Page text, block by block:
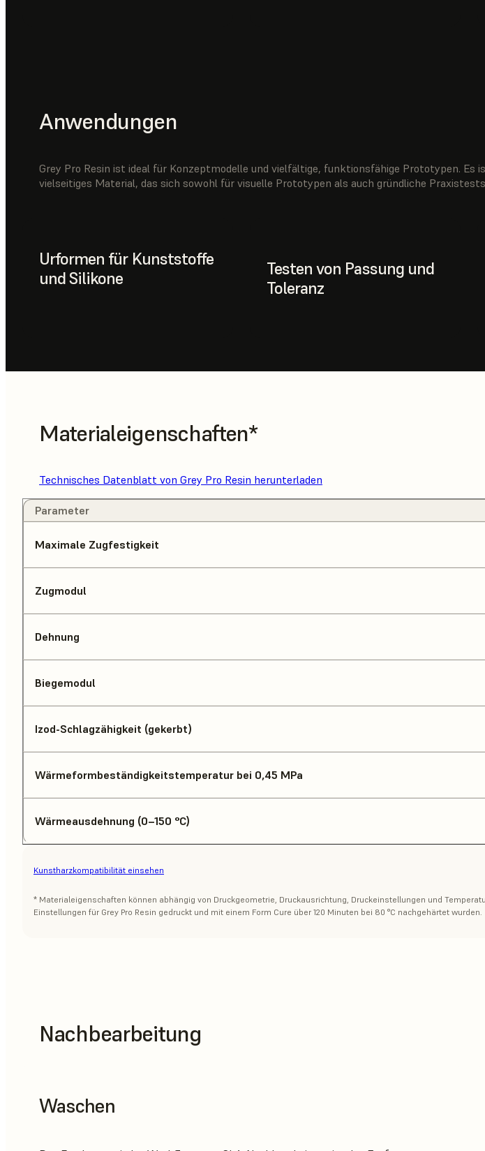
Anwendungen
Grey Pro Resin ist ideal für Konzeptmodelle und vielfältige, funktionsfähige Prototypen. Es
vielseitiges Material, das sich sowohl für visuelle Prototypen als auch gründliche
Urformen für Kunststoffe
und Silikone
Testen von Passung und
Toleranz
Materialeigenschaften*
Technisches Datenblatt von Grey Pro Resin herunterladen
Parameter
Maximale Zugfestigkeit
Zugmodul
Dehnung
Biegemodul
Izod-Schlagzähigkeit (gekerbt)
Wärmeformbeständigkeitstemperatur bei 0,45 MPa
Wärmeausdehnung (0–150 °C)
Kunstharzkompatibilität einsehen
* Materialeigenschaften können abhängig von Druckgeometrie, Druckausrichtung, Druckeinstellungen und
Einstellungen für Grey Pro Resin gedruckt und mit einem Form Cure über 120 Minuten bei 80 °C nachgehärtet wurden.
Nachbearbeitung
Waschen